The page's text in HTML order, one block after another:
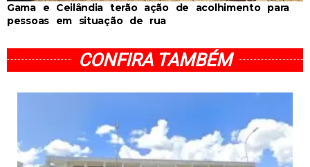
Gama e Ceilândia terão ação de acolhimento para
pessoas em situação de rua
CONFIRA TAMBÉM